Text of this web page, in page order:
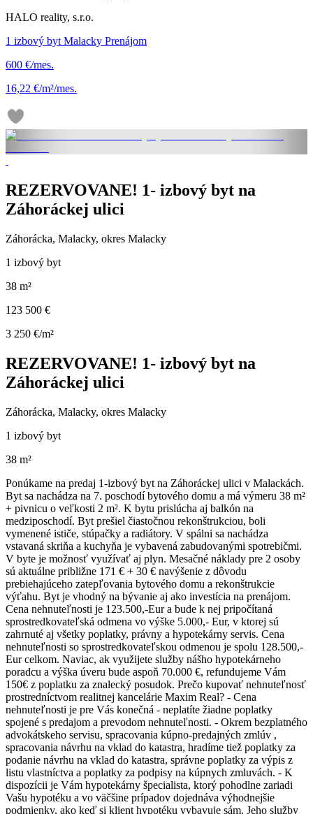
HALO reality, s.r.o.
1 izbový byt Malacky Prenájom
600 €/mes.
16,22 €/m²/mes.
REZERVOVANE! 1- izbový byt na
Záhoráckej ulici
Záhorácka, Malacky, okres Malacky
1 izbový byt
38 m²
123 500 €
3 250 €/m²
REZERVOVANE! 1- izbový byt na
Záhoráckej ulici
Záhorácka, Malacky, okres Malacky
1 izbový byt
38 m²
Ponúkame na predaj 1-izbový byt na Záhoráckej ulici v Malackách.
Byt sa nachádza na 7. poschodí bytového domu a má výmeru 38 m²
+ pivnicu o veľkosti 2 m². K bytu prislúcha aj balkón na
medziposchodí. Byt prešiel čiastočnou rekonštrukciou, boli
vymenené ističe, stúpačky a radiátory. V spálni sa nachádza
vstavaná skriňa a kuchyňa je vybavená zabudovanými spotrebičmi.
V byte je možnosť využívať aj plyn. Mesačné náklady pre 2 osoby
sú aktuálne približne 171 € + 30 € navýšenie z dôvodu
prebiehajúceho zatepľovania bytového domu a rekonštrukcie
výťahu. Byt je vhodný na bývanie aj ako investícia na prenájom.
Cena nehnuteľnosti je 123.500,-Eur a bude k nej pripočítaná
sprostredkovateľská odmena vo výške 5.000,- Eur, v ktorej sú
zahrnuté aj všetky poplatky, právny a hypotekárny servis. Cena
nehnuteľnosti so sprostredkovateľskou odmenou je spolu 128.500,-
Eur celkom. Naviac, ak využijete služby nášho hypotekárneho
poradcu a výška úveru bude aspoň 70.000 €, refundujeme Vám
150€ z poplatku za znalecký posudok. Prečo kupovať nehnuteľnosť
prostredníctvom realitnej kancelárie Maxim Real? - Cena
nehnuteľnosti je pre Vás konečná - neplatíte žiadne poplatky
spojené s predajom a prevodom nehnuteľnosti. - Okrem bezplatného
advokátskeho servisu, spracovania kúpno-predajných zmlúv ,
spracovania návrhu na vklad do katastra, hradíme tiež poplatky za
podanie návrhu na vklad do katastra, správne poplatky za výpis z
listu vlastníctva a poplatky za podpisy na kúpnych zmluvách. - K
dispozícii je Vám hypotekárny špecialista, ktorý pohodlne zariadi
Vašu hypotéku a vo väčšine prípadov dojednáva výhodnejšie
podmienky, ako keď si klient hypotéku vybavuje sám. Jeho služby